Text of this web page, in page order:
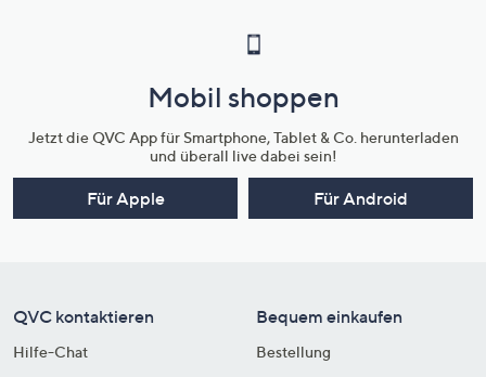
Mobil shoppen
Jetzt die QVC App für Smartphone, Tablet & Co. herunterladen
und überall live dabei sein!
Für Apple Für Android
QVC kontaktieren
Hilfe-Chat
Bequem einkaufen
Bestellung